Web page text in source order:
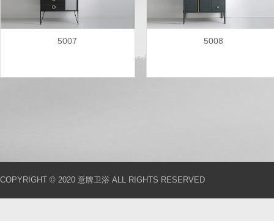
5007 5008
COPYRIGHT © 2020 意牌卫浴 ALL RIGHTS RESERVED